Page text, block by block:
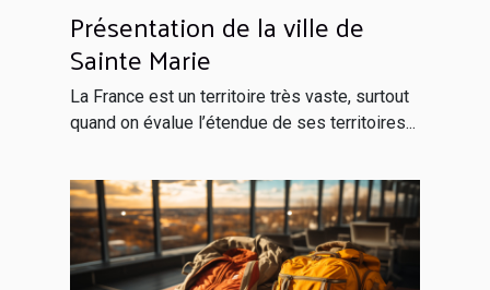
Présentation de la ville de
Sainte Marie
La France est un territoire très vaste, surtout
quand on évalue l’étendue de ses territoires...